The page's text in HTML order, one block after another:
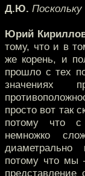
Д.Ю.
Юрий
тому, что и в
же корень, и
прошло с тех
значениях
просто вот так
потому что с
немножко
потому что мы